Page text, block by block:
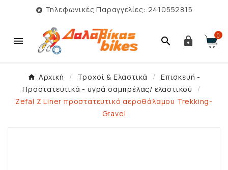
 Τηλεφωνικές Παραγγελίες: 2410552815
   0
Αρχική Τροχοί & Ελαστικά
Επισκευή -
Προστατευτικά - υγρά σαμπρέλας/ ελαστικού
Zefal Z Liner προστατευτικό αεροθάλαμου Trekking-
Gravel